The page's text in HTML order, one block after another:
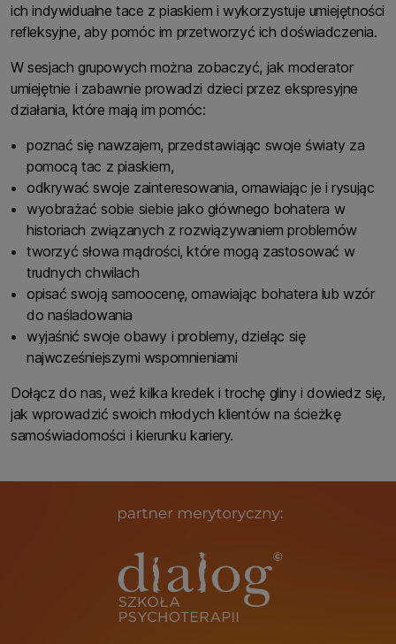
ich indywidualne tace z piaskiem i wykorzystuje umiejętności
refleksyjne, aby pomóc im przetworzyć ich doświadczenia.
W sesjach grupowych można zobaczyć, jak moderator
umiejętnie i zabawnie prowadzi dzieci przez ekspresyjne
działania, które mają im pomóc:
poznać się nawzajem, przedstawiając swoje światy za
pomocą tac z piaskiem,
odkrywać swoje zainteresowania, omawiając je i rysując
wyobrażać sobie siebie jako głównego bohatera w
historiach związanych z rozwiązywaniem problemów
tworzyć słowa mądrości, które mogą zastosować w
trudnych chwilach
opisać swoją samoocenę, omawiając bohatera lub wzór
do naśladowania
wyjaśnić swoje obawy i problemy, dzieląc się
najwcześniejszymi wspomnieniami
Dołącz do nas, weź kilka kredek i trochę gliny i dowiedz się,
jak wprowadzić swoich młodych klientów na ścieżkę
samoświadomości i kierunku kariery.